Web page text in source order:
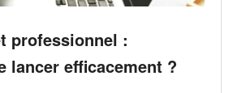
professionnel :
lancer efficacement ?